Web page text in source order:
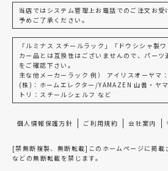
当店ではシステム管理上お電話でのご注文お受
予めご了承ください。
「ルミナス スチールラック」「ドウシシャ製
カー品とは互換性はございませんので、パーツ
をご確認下さい。
主な他メーカーラック 例） アイリスオーヤマ
(株)：ホームエレクター/YAMAZEN 山善・ヤ
トリ：スチールシェルフ など
個人情報保護方針 ご利用規約 会社案内
[禁無断複製、無断転載]このホームページに掲載
などの無断転載を禁じます。